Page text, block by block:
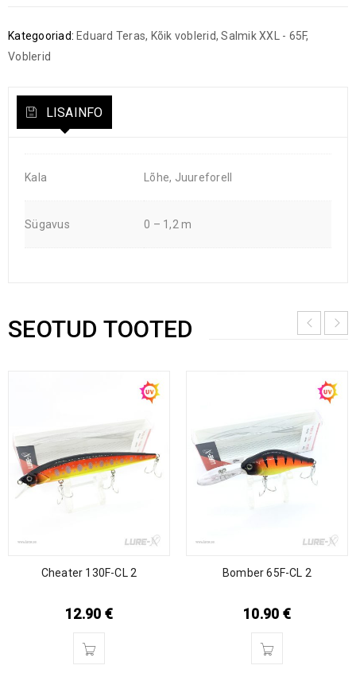
Kategooriad: Eduard Teras, Kõik voblerid,Salmik XXL - 65F,
Voblerid
LISAINFO
Kala Lõhe, Juureforell
Sügavus 0 – 1,2 m
SEOTUD TOOTED
Cheater 130F-CL 2
12.90 €
Bomber 65F-CL 2
10.90 €